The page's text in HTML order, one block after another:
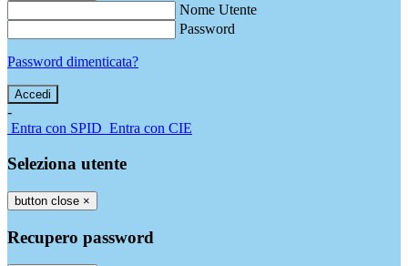
Nome Utente
Password
Password dimenticata?
-
Entra con SPID Entra con CIE
Seleziona utente
button close ×
Recupero password